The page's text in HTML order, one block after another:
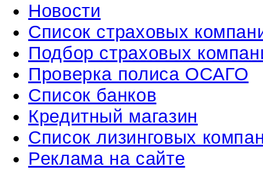
Новости
Список страховых
Подбор страховых
Проверка полиса ОСАГО
Список банков
Кредитный магазин
Список лизинговых
Реклама на сайте